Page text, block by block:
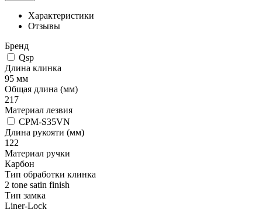
Характеристики
Отзывы
Бренд
Qsp
Длина клинка
95 мм
Общая длина (мм)
217
Материал лезвия
CPM-S35VN
Длина рукояти (мм)
122
Материал ручки
Карбон
Тип обработки клинка
2 tone satin finish
Тип замка
Liner-Lock